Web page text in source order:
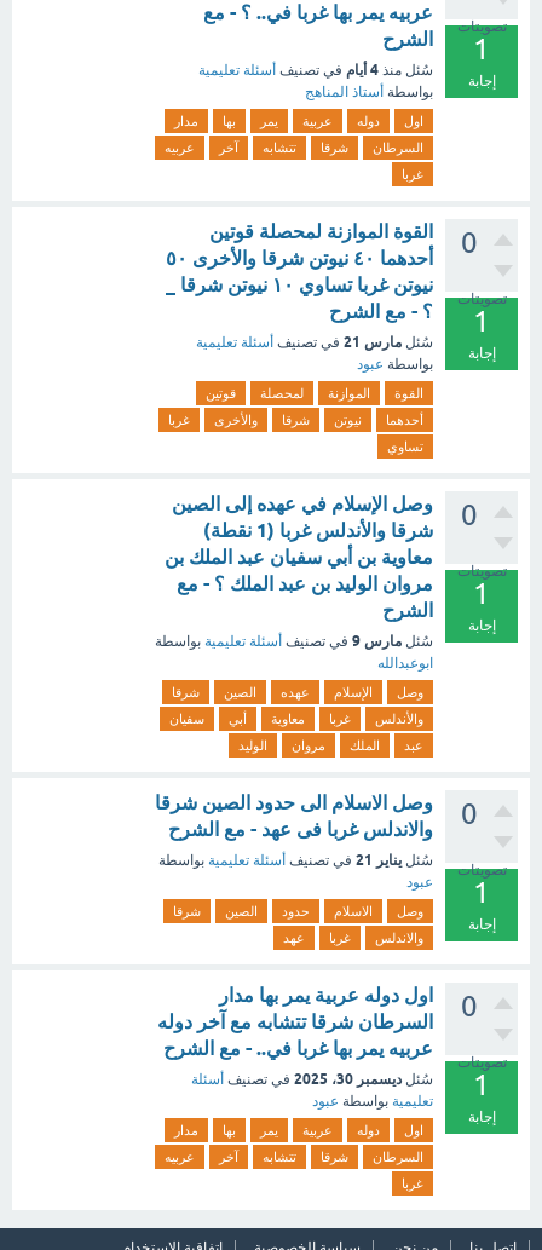
تصويتات
1
إجابة
عربيه يمر بها غربا في.. ؟ - مع
الشرح
سُئل منذ 4 أيام في تصنيف أسئلة تعليمية
بواسطة أستاذ المناهج
اول دوله عربية يمر بها
مدار
السرطان
شرقا تتشابه آخر
عربيه
غربا
0
تصويتات
1
إجابة
القوة الموازنة لمحصلة قوتين
أحدهما ٤٠ نيوتن شرقا والأخرى ٥٠
نيوتن غربا تساوي ١٠ نيوتن شرقا _
؟ - مع الشرح
سُئل مارس 21 في تصنيف أسئلة تعليمية
بواسطة عبود
القوة الموازنة لمحصلة
قوتين
أحدهما
نيوتن شرقا والأخرى
غربا
تساوي
0
تصويتات
1
إجابة
وصل الإسلام في عهده إلى الصين
شرقا والأندلس غربا (1 نقطة)
‏معاوية بن أبي سفيان ‏عبد الملك بن
مروان ‏الوليد بن عبد الملك ؟ - مع
الشرح
سُئل مارس 9 في تصنيف أسئلة تعليمية بواسطة
ابوعبدالله
وصل الإسلام عهده الصين
شرقا
والأندلس
غربا معاوية أبي
سفيان
عبد
الملك مروان الوليد
0
تصويتات
1
إجابة
وصل الاسلام الى حدود الصين شرقا
والاندلس غربا فى عهد - مع الشرح
سُئل يناير 21 في تصنيف أسئلة تعليمية بواسطة
عبود
وصل الاسلام حدود الصين
شرقا
والاندلس
غربا عهد
0
تصويتات
1
إجابة
اول دوله عربية يمر بها مدار
السرطان شرقا تتشابه مع آخر دوله
عربيه يمر بها غربا في.. - مع الشرح
سُئل ديسمبر 30، 2025 في تصنيف أسئلة
تعليمية بواسطة عبود
اول دوله عربية يمر بها
مدار
السرطان
شرقا تتشابه آخر
عربيه
غربا